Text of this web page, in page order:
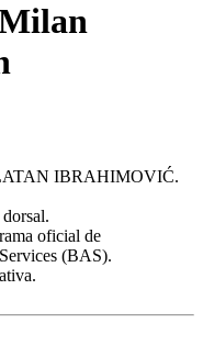
IBRAHIMOVIĆ.
oficial de
(BAS).